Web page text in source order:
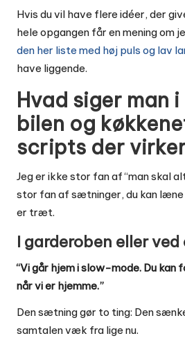
Hvis du vil have flere idéer, der
hele opgangen får en mening om
den her liste med høj puls og lav
have liggende.
Hvad siger man
bilen og
scripts der
Jeg er ikke stor fan af “man skal
stor fan af sætninger, du kan læne
er træt.
I garderoben eller ved
“Vi går hjem i slow-mode. Du
når vi er hjemme.”
Den sætning gør to ting: Den
samtalen væk fra lige nu.